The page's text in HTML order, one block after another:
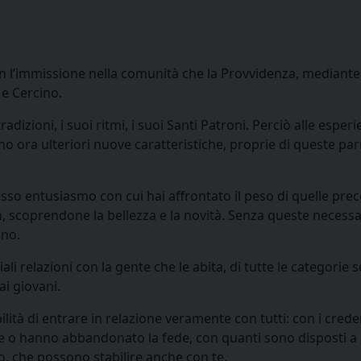
nella comunità che la Provvidenza,
Cercino.
i suoi ritmi, i suoi Santi Patroni. Perciò alle
ora ulteriori nuove caratteristiche, proprie di queste
entusiasmo con cui hai affrontato il peso di quelle
la bellezza e la novità. Senza queste
relazioni con la gente che le abita, di tutte le categorie
giovani.
di entrare in relazione veramente con tutti: con i
hanno abbandonato la fede, con quanti sono disposti
che possono stabilire anche con te.